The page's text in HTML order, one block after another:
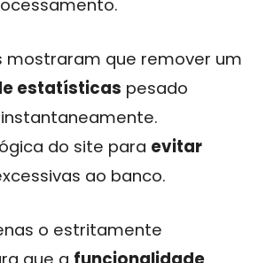
mostraram que remover um
estatísticas pesado
instantaneamente.
do site para evitar
ao banco.
o estritamente